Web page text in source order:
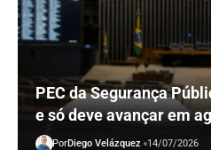
PEC da Segurança
e só deve avançar em
PorDiego Velázquez 14/07/2026